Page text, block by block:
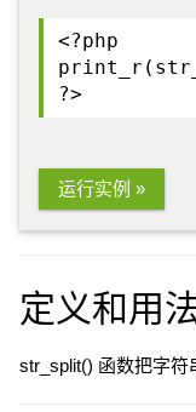
<?php
?>
运行实例 »
定义和用
str_split() 函数把字符